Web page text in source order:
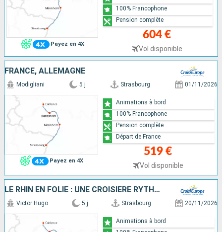
Payez en 4X
604 €
Vol disponible
100% Francophone
Pension complète
FRANCE, ALLEMAGNE
Payez en 4X
Modigliani 5 j Strasbourg 01/11/2026
519 €
Vol disponible
Animations à bord
100% Francophone
Pension complète
Départ de France
LE RHIN EN FOLIE : UNE CROISIÈRE RYTHMÉE : LÉGENDE, SAVEURS ET BONNE HUMEUR
Victor Hugo 5 j Strasbourg 20/11/2026
Animations à bord